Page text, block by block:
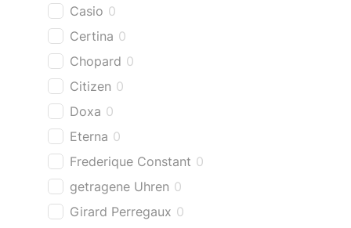
Casio 0
Certina 0
Chopard 0
Citizen 0
Doxa 0
Eterna 0
Frederique Constant 0
getragene Uhren 0
Girard Perregaux 0